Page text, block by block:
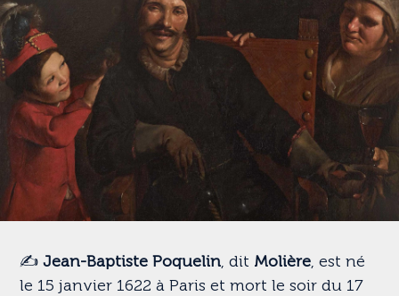
✍️Jean-Baptiste Poquelin, dit Molière, est né
le 15 janvier 1622 à Paris et mort le soir du 17